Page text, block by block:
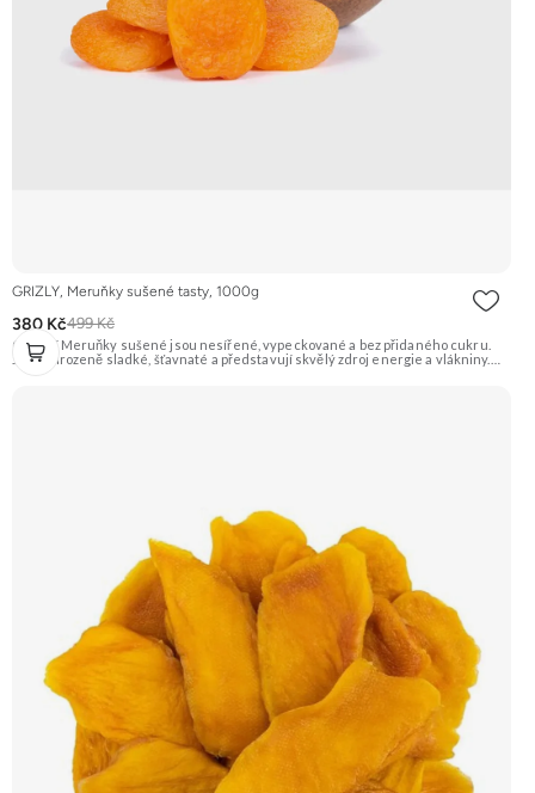
GRIZLY, Meruňky sušené tasty, 1000g
380 Kč499 Kč
GRIZLY Meruňky sušené jsou nesířené, vypeckované a bez přidaného cukru.
Jsou přirozeně sladké, šťavnaté a představují skvělý zdroj energie a vlákniny.